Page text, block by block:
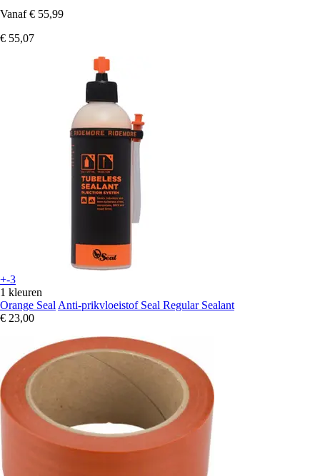
Vanaf € 55,99
€ 55,07
+-3
1 kleuren
Orange Seal Anti-prikvloeistof Seal Regular Sealant
€ 23,00